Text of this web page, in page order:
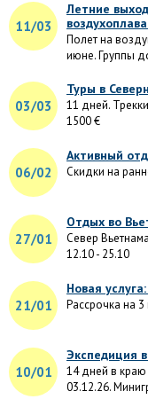
11/03
Летние
Полет на
июне. Группы
03/03
Туры в
11 дней.
1500 €
06/02
Активный
Скидки на
27/01
Отдых во
Север
12.10 - 25.10
21/01
Новая
Рассрочка на
10/01
Экспедиция
14 дней в краю
03.12.26.